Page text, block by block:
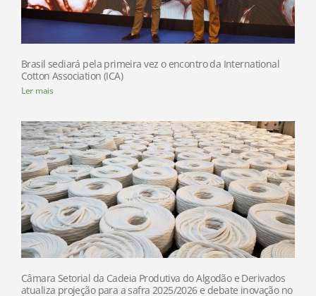
Brasil sediará pela primeira vez o encontro da International
Cotton Association (ICA)
Ler mais
Câmara Setorial da Cadeia Produtiva do Algodão e Derivados
atualiza projeção para a safra 2025/2026 e debate inovação no